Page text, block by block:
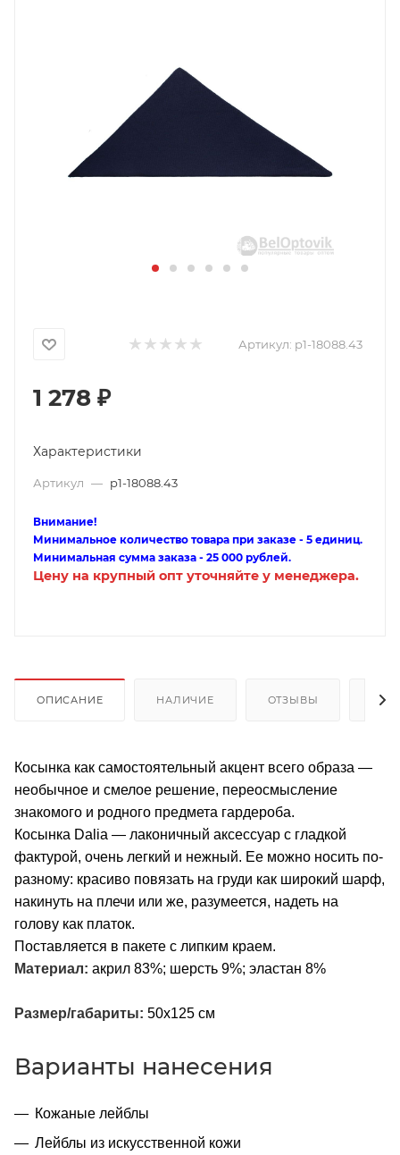
Артикул: p1-18088.43
1 278 ₽
Характеристики
Артикул — p1-18088.43
Внимание!
Минимальное количество товара при заказе - 5 единиц.
Минимальная сумма заказа - 25 000 рублей.
Цену на крупный опт уточняйте у менеджера.
ОПИСАНИЕ НАЛИЧИЕ ОТЗЫВЫ
Косынка как самостоятельный акцент всего образа —
необычное и смелое решение, переосмысление
знакомого и родного предмета гардероба.
Косынка Dalia — лаконичный аксессуар с гладкой
фактурой, очень легкий и нежный. Ее можно носить по-
разному: красиво повязать на груди как широкий шарф,
накинуть на плечи или же, разумеется, надеть на
голову как платок.
Поставляется в пакете с липким краем.
Материал: акрил 83%; шерсть 9%; эластан 8%
Размер/габариты: 50х125 см
Варианты нанесения
Кожаные лейблы
Лейблы из искусственной кожи